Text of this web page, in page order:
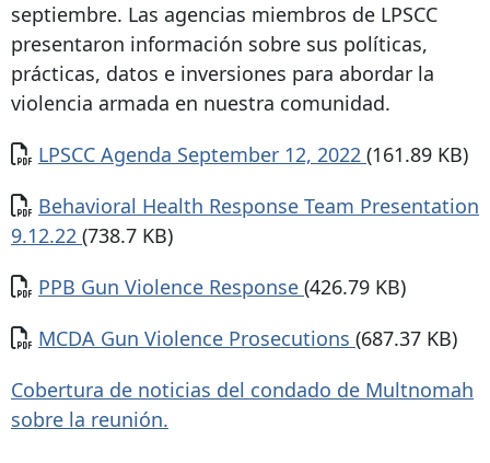
septiembre. Las agencias miembros de LPSCC
presentaron información sobre sus políticas,
prácticas, datos e inversiones para abordar la
violencia armada en nuestra comunidad.
Documento
LPSCC Agenda September 12, 2022 (161.89 KB)
Documento
Behavioral Health Response Team Presentation
9.12.22 (738.7 KB)
Documento
PPB Gun Violence Response (426.79 KB)
Documento
MCDA Gun Violence Prosecutions (687.37 KB)
Cobertura de noticias del condado de Multnomah
sobre la reunión.